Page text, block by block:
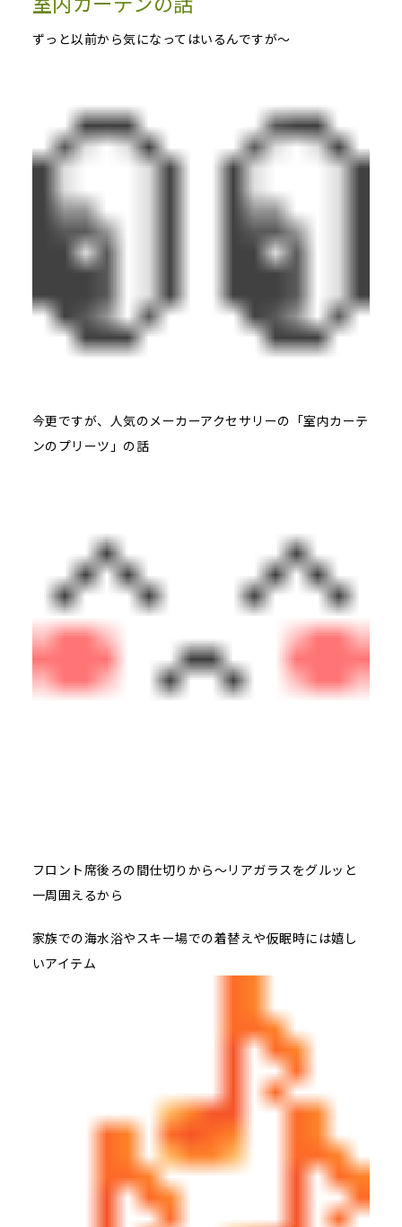
ずっと以前から気になってはいるんですが～
今更ですが、人気のメーカーアクセサリーの「室内カーテ
ンのプリーツ」の話
フロント席後ろの間仕切りから～リアガラスをグルッと
一周囲えるから
家族での海水浴やスキー場での着替えや仮眠時には嬉し
いアイテム